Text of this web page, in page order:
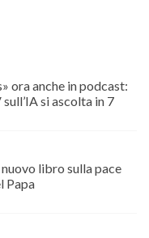
ora anche in podcast:
si ascolta in 7
libro sulla pace
Papa